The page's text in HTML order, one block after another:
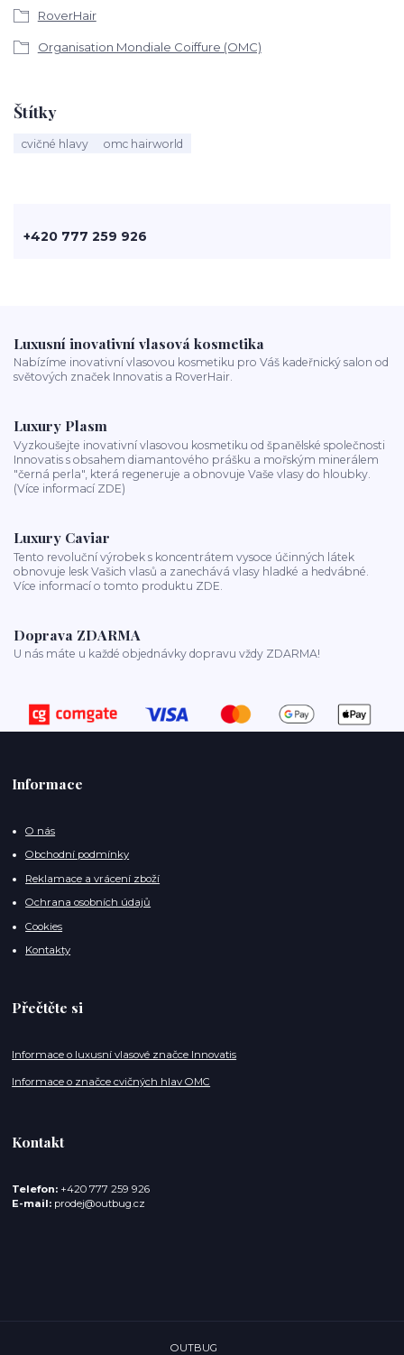
RoverHair
Organisation Mondiale Coiffure (OMC)
Štítky
cvičné hlavy omc hairworld
+420 777 259 926
Luxusní inovativní vlasová kosmetika
Nabízíme inovativní vlasovou kosmetiku pro Váš kadeřnický salon od
světových značek Innovatis a RoverHair.
Luxury Plasm
Vyzkoušejte inovativní vlasovou kosmetiku od španělské společnosti
Innovatis s obsahem diamantového prášku a mořským minerálem
"černá perla", která regeneruje a obnovuje Vaše vlasy do hloubky.
(Více informací ZDE)
Luxury Caviar
Tento revoluční výrobek s koncentrátem vysoce účinných látek
obnovuje lesk Vašich vlasů a zanechává vlasy hladké a hedvábné.
Více informací o tomto produktu ZDE.
Doprava ZDARMA
U nás máte u každé objednávky dopravu vždy ZDARMA!
Informace
O nás
Obchodní podmínky
Reklamace a vrácení zboží
Ochrana osobních údajů
Cookies
Kontakty
Přečtěte si
Informace o luxusní vlasové značce Innovatis
Informace o značce cvičných hlav OMC
Kontakt
Telefon: +420 777 259 926
E-mail: prodej@outbug.cz
OUTBUG